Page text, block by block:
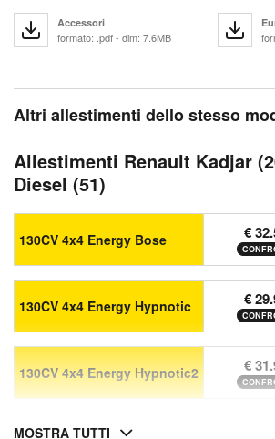
Accessori
formato: .pdf - dim: 7.6MB
Altri allestimenti dello stesso
Allestimenti Renault Kadjar
Diesel (51)
130CV 4x4 Energy Bose €
130CV 4x4 Energy Hypnotic €
130CV 4x4 Energy Hypnotic2 €
MOSTRA TUTTI